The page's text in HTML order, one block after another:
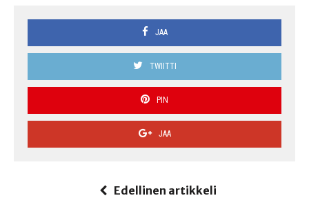
JAA
TWIITTI
PIN
JAA
Edellinen artikkeli